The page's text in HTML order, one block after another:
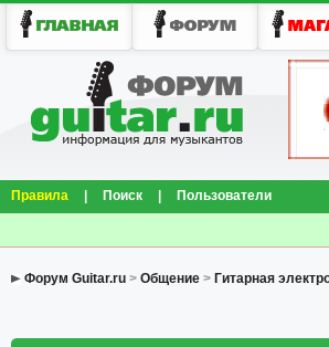
Правила Поиск Пользователи
Форум Guitar.ru > Общение > Гитарная